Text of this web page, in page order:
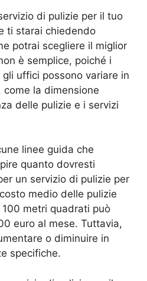
di pulizie per il tuo
ti starai chiedendo
potrai scegliere il miglior
è semplice, poiché i
uffici possono variare in
la dimensione
delle pulizie e i servizi
linee guida che
quanto dovresti
un servizio di pulizie per
medio delle pulizie
metri quadrati può
euro al mese. Tuttavia,
o diminuire in
specifiche.